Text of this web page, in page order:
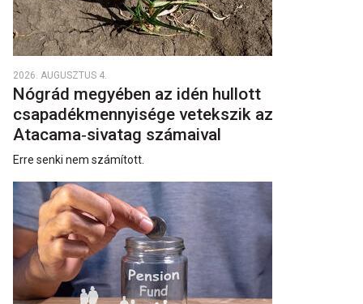
2026. AUGUSZTUS 4.
Nógrád megyében az idén hullott
csapadékmennyisége vetekszik az
Atacama‑sivatag számaival
Erre senki nem számított.